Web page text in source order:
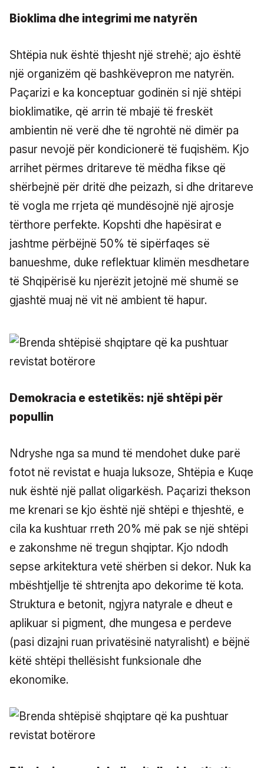
Bioklima dhe integrimi me natyrën
Shtëpia nuk është thjesht një strehë; ajo është
një organizëm që bashkëvepron me natyrën.
Paçarizi e ka konceptuar godinën si një shtëpi
bioklimatike, që arrin të mbajë të freskët
ambientin në verë dhe të ngrohtë në dimër pa
pasur nevojë për kondicionerë të fuqishëm. Kjo
arrihet përmes dritareve të mëdha fikse që
shërbejnë për dritë dhe peizazh, si dhe dritareve
të vogla me rrjeta që mundësojnë një ajrosje
tërthore perfekte. Kopshti dhe hapësirat e
jashtme përbëjnë 50% të sipërfaqes së
banueshme, duke reflektuar klimën mesdhetare
të Shqipërisë ku njerëzit jetojnë më shumë se
gjashtë muaj në vit në ambient të hapur.
Demokracia e estetikës: një shtëpi për
popullin
Ndryshe nga sa mund të mendohet duke parë
fotot në revistat e huaja luksoze, Shtëpia e Kuqe
nuk është një pallat oligarkësh. Paçarizi thekson
me krenari se kjo është një shtëpi e thjeshtë, e
cila ka kushtuar rreth 20% më pak se një shtëpi
e zakonshme në tregun shqiptar. Kjo ndodh
sepse arkitektura vetë shërben si dekor. Nuk ka
mbështjellje të shtrenjta apo dekorime të kota.
Struktura e betonit, ngjyra natyrale e dheut e
aplikuar si pigment, dhe mungesa e perdeve
(pasi dizajni ruan privatësinë natyralisht) e bëjnë
këtë shtëpi thellësisht funksionale dhe
ekonomike.